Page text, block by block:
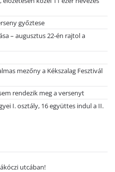
győztese
– augusztus 22-én rajtol a
mezőny a Kékszalag Fesztivál
rendezik meg a versenyt
I. osztály, 16 együttes indul a II.
utcában!